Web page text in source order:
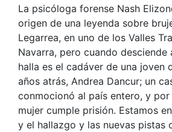
La psicóloga forense Nash
origen de una leyenda sobre
Legarrea, en uno de los Valles
Navarra, pero cuando desciende
halla es el cadáver de una joven
años atrás, Andrea Dancur; un
conmocionó al país entero, y
mujer cumple prisión. Estamos
y el hallazgo y las nuevas pistas